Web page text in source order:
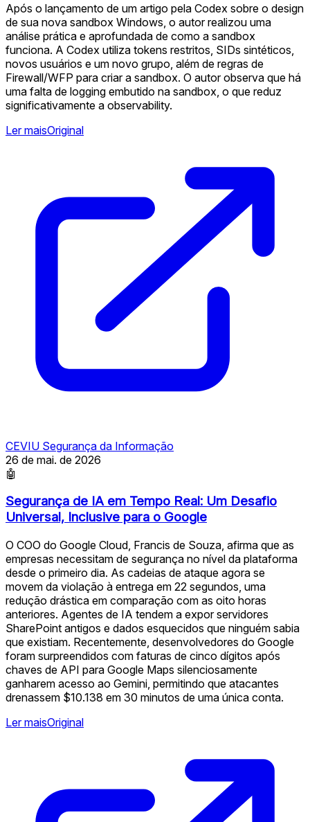
Após o lançamento de um artigo pela Codex sobre o design
de sua nova sandbox Windows, o autor realizou uma
análise prática e aprofundada de como a sandbox
funciona. A Codex utiliza tokens restritos, SIDs sintéticos,
novos usuários e um novo grupo, além de regras de
Firewall/WFP para criar a sandbox. O autor observa que há
uma falta de logging embutido na sandbox, o que reduz
significativamente a observability.
Ler maisOriginal
CEVIU Segurança da Informação
26 de mai. de 2026
🤖
Segurança de IA em Tempo Real: Um Desafio
Universal, Inclusive para o Google
O COO do Google Cloud, Francis de Souza, afirma que as
empresas necessitam de segurança no nível da plataforma
desde o primeiro dia. As cadeias de ataque agora se
movem da violação à entrega em 22 segundos, uma
redução drástica em comparação com as oito horas
anteriores. Agentes de IA tendem a expor servidores
SharePoint antigos e dados esquecidos que ninguém sabia
que existiam. Recentemente, desenvolvedores do Google
foram surpreendidos com faturas de cinco dígitos após
chaves de API para Google Maps silenciosamente
ganharem acesso ao Gemini, permitindo que atacantes
drenassem $10.138 em 30 minutos de uma única conta.
Ler maisOriginal